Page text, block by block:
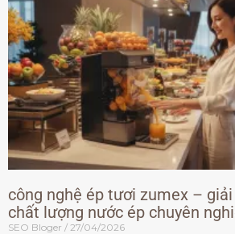
công nghệ ép tươi zumex –
chất lượng nước ép chuyên
SEO Bloger 27/04/2026